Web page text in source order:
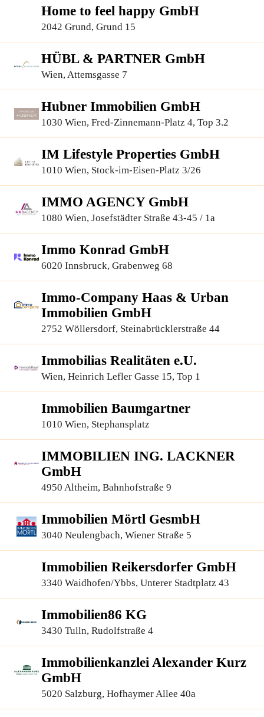
Home to feel happy GmbH
2042 Grund, Grund 15
HÜBL & PARTNER GmbH
Wien, Attemsgasse 7
Hubner Immobilien GmbH
1030 Wien, Fred-Zinnemann-Platz 4, Top 3.2
IM Lifestyle Properties GmbH
1010 Wien, Stock-im-Eisen-Platz 3/26
IMMO AGENCY GmbH
1080 Wien, Josefstädter Straße 43-45 / 1a
Immo Konrad GmbH
6020 Innsbruck, Grabenweg 68
Immo-Company Haas & Urban
Immobilien GmbH
2752 Wöllersdorf, Steinabrücklerstraße 44
Immobilias Realitäten e.U.
Wien, Heinrich Lefler Gasse 15, Top 1
Immobilien Baumgartner
1010 Wien, Stephansplatz
IMMOBILIEN ING. LACKNER
GmbH
4950 Altheim, Bahnhofstraße 9
Immobilien Mörtl GesmbH
3040 Neulengbach, Wiener Straße 5
Immobilien Reikersdorfer GmbH
3340 Waidhofen/Ybbs, Unterer Stadtplatz 43
Immobilien86 KG
3430 Tulln, Rudolfstraße 4
Immobilienkanzlei Alexander Kurz
GmbH
5020 Salzburg, Hofhaymer Allee 40a